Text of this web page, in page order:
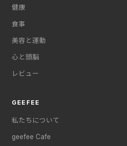
健康
食事
美容と運動
心と頭脳
レビュー
GEEFEE
私たちについて
geefee Cafe